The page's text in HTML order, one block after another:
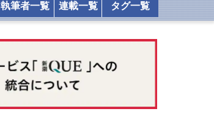
執筆者一覧 連載一覧 タグ一覧